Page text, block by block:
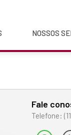
NOSSOS
Fale
Telefone: